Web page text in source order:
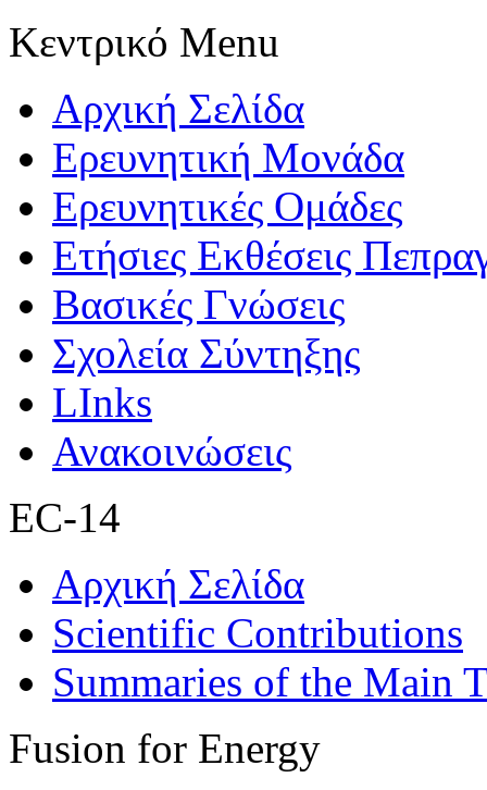
Κεντρικό Menu
Αρχική Σελίδα
Ερευνητική Μονάδα
Ερευνητικές Ομάδες
Ετήσιες Εκθέσεις
Βασικές Γνώσεις
Σχολεία Σύντηξης
LInks
Ανακοινώσεις
EC-14
Αρχική Σελίδα
Scientific Contributions
Summaries of the Main
Fusion for Energy